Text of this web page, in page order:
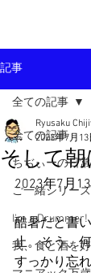
記事
全ての記事
ちぢぃーの日常
ご一緒シリー
I'm a Drummer!
我、食と酒を
全ての記事
そして朝
Ryusaku
2023年7月13
2023年7月
酷暑だと書
止。そう、
すっかり忘